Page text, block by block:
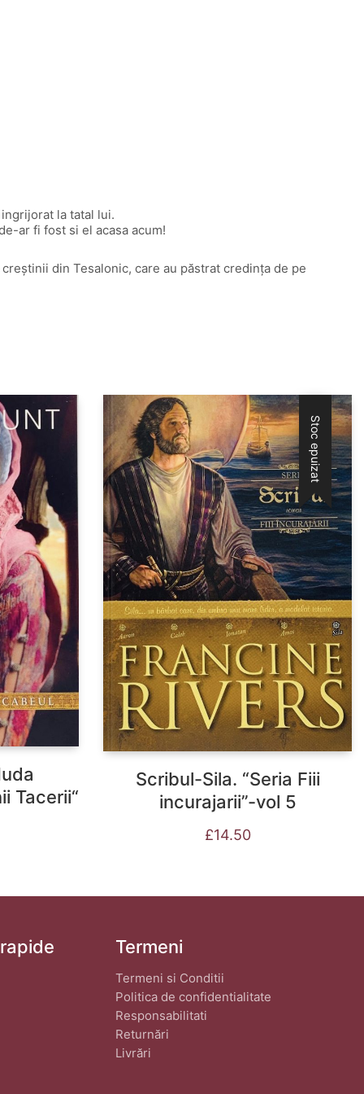
la tatal lui.
ar fi fost si el acasa acum!
din Tesalonic, care au păstrat credința de pe
Tacerii“
Stoc epuizat
Scribul-Sila. “Seria Fiii
incurajarii”-vol 5
£14.50
Termeni
Termeni si Conditii
Politica de confidentialitate
Responsabilitati
Returnări
Livrări